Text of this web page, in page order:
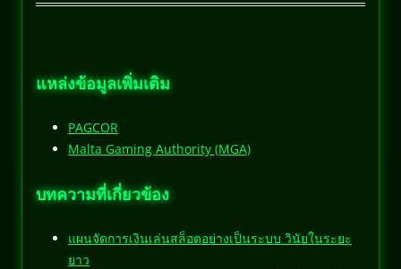
แหล่งข้อมูลเพิ่มเติม
PAGCOR
Malta Gaming Authority (MGA)
บทความที่เกี่ยวข้อง
แผนจัดการเงินเล่นสล็อตอย่างเป็นระบบ วินัยในระยะ
ยาว